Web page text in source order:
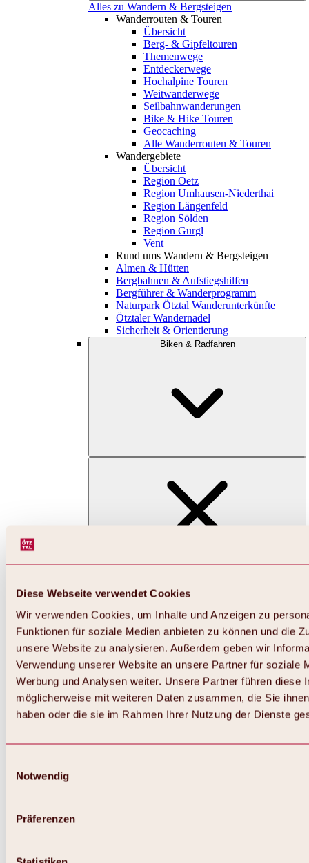
Diese Webseite verwendet Cookies
Wir verwenden Cookies, um Inhalte und Anzeigen zu
Funktionen für soziale Medien anbieten zu können und die
unsere Website zu analysieren. Außerdem geben wir
Verwendung unserer Website an unsere Partner für soziale
Werbung und Analysen weiter. Unsere Partner führen diese
möglicherweise mit weiteren Daten zusammen, die Sie
haben oder die sie im Rahmen Ihrer Nutzung der Dienste
Notwendig
Präferenzen
Alles zu Wandern & Bergsteigen
Wanderrouten & Touren
Übersicht
Berg- & Gipfeltouren
Themenwege
Entdeckerwege
Hochalpine Touren
Weitwanderwege
Seilbahnwanderungen
Bike & Hike Touren
Geocaching
Alle Wanderrouten & Touren
Wandergebiete
Übersicht
Region Oetz
Region Umhausen-Niederthai
Region Längenfeld
Region Sölden
Region Gurgl
Vent
Rund ums Wandern & Bergsteigen
Almen & Hütten
Bergbahnen & Aufstiegshilfen
Bergführer & Wanderprogramm
Naturpark Ötztal Wanderunterkünfte
Ötztaler Wandernadel
Sicherheit & Orientierung
Biken & Radfahren